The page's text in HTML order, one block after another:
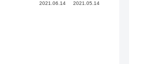
2021.06.14 2021.05.14